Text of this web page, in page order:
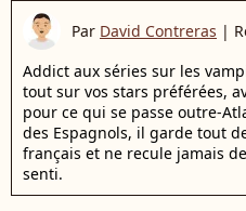
Par David Contreras |
Addict aux séries sur les
tout sur vos stars préférées,
pour ce qui se passe outre-
des Espagnols, il garde tout
français et ne recule jamais
senti.